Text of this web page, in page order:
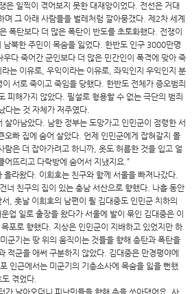
일찍이 겪어보지 못한 대재앙이었다. 전선은 거대
며 그 아래 사람들을 벌레처럼 깔아뭉갰다. 제2차 세계
폭탄보다 더 많은 폭탄이 반도를 초토화했다. 전쟁이
북한 주민이 목숨을 잃었다. 한반도 인구 3000만명
다 죽어간 군인보다 더 많은 민간인이 폭격에 맞아 죽
는 이유로, 우익이라는 이유로, 좌익인지 우익인지 분
서로 죽이고 죽임을 당했다. 한반도 전체가 증오범죄
피해가지 않았다. 필설로 형용할 수 없는 극단의 범죄
다는 것 자체가 저주였다.
살아남았다. 남한 정부는 도망가고 인민군이 점령한 서
오빠 집에 숨어 살았다. 언제 인민군에게 잡혀갈지 몰
람은 더 잡아가려고 하니까, 옷도 허름한 것을 입고 얼
어뜨리고 다락방에 숨어서 지냈지요.”
라왔다. 이희호는 친구와 함께 서울을 빠져나갔다.
너 친구의 집이 있는 충남 서산으로 향했다. 나흘 동안
, 훗날 이희호의 남편이 될 김대중도 인민군 치하의
업 일로 출장을 왔다가 서울에 발이 묶인 김대중은 이
포로 향했다. 지상은 인민군이 지배하고 있었지만 하
군기는 땅 위의 움직이는 것들을 향해 총탄과 폭탄을
적군을 애써 구분하지 않았다. 김대중은 만경평야에
인근에서는 미군기의 기총소사에 목숨을 잃을 뻔했
겪었다.
가 날아오더니 피난민들을 향해 총을 쏘아댔어요. 사